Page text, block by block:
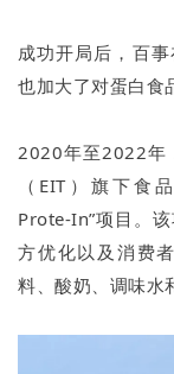
成功开局后，百
也加大了对蛋白食
2020年至2022年
（EIT）旗下食
Prote-In”项目。
方优化以及消费
料、酸奶、调味水